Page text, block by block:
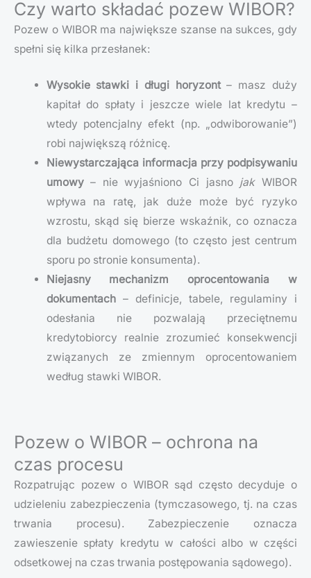
Czy warto składać pozew WIBOR?
Pozew o WIBOR ma największe szanse na sukces, gdy
spełni się kilka przesłanek:
Wysokie stawki i długi horyzont– masz duży
kapitał do spłaty i jeszcze wiele lat kredytu –
wtedy potencjalny efekt (np. „odwiborowanie”)
robi największą różnicę.
Niewystarczająca informacja przy podpisywaniu
umowy– nie wyjaśniono Ci jasno jakWIBOR
wpływa na ratę, jak duże może być ryzyko
wzrostu, skąd się bierze wskaźnik, co oznacza
dla budżetu domowego (to często jest centrum
sporu po stronie konsumenta).
Niejasny mechanizm oprocentowania w
dokumentach– definicje, tabele, regulaminy i
odesłania nie pozwalają przeciętnemu
kredytobiorcy realnie zrozumieć konsekwencji
związanych ze zmiennym oprocentowaniem
według stawki WIBOR.
Pozew o WIBOR – ochrona na
czas procesu
Rozpatrując pozew o WIBOR sąd często decyduje o
udzieleniu zabezpieczenia (tymczasowego, tj. na czas
trwania procesu). Zabezpieczenie oznacza
zawieszenie spłaty kredytu w całości albo w części
odsetkowej na czas trwania postępowania sądowego).